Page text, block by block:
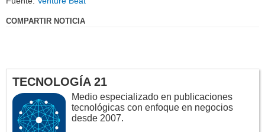
COMPARTIR NOTICIA
TECNOLOGÍA 21
Medio especializado en publicaciones
tecnológicas con enfoque en negocios
desde 2007.